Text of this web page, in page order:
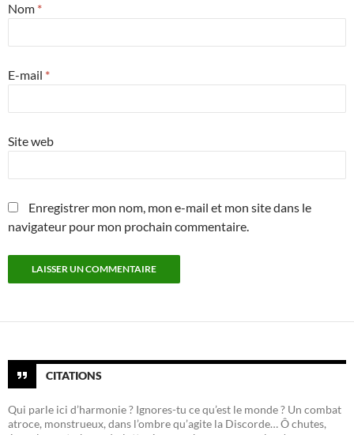
Nom *
E-mail *
Site web
Enregistrer mon nom, mon e-mail et mon site dans le
navigateur pour mon prochain commentaire.
CITATIONS
Qui parle ici d’harmonie ? Ignores-tu ce qu’est le monde ? Un combat
atroce, monstrueux, dans l’ombre qu’agite la Discorde… Ô chutes,